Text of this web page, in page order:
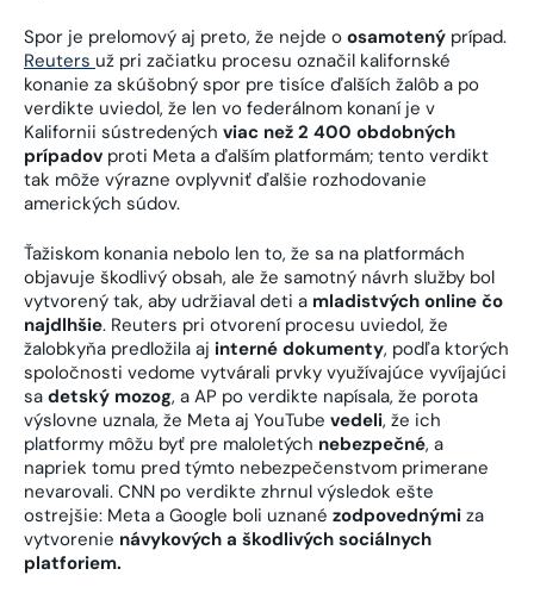
Spor je prelomový aj preto, že nejde o osamotený prípad.
Reuters už pri začiatku procesu označil kalifornské
konanie za skúšobný spor pre tisíce ďalších žalôb a po
verdikte uviedol, že len vo federálnom konaní je v
Kalifornii sústredených viac než 2 400 obdobných
prípadov proti Meta a ďalším platformám; tento verdikt
tak môže výrazne ovplyvniť ďalšie rozhodovanie
amerických súdov.
Ťažiskom konania nebolo len to, že sa na platformách
objavuje škodlivý obsah, ale že samotný návrh služby bol
vytvorený tak, aby udržiaval deti a mladistvých online čo
najdlhšie. Reuters pri otvorení procesu uviedol, že
žalobkyňa predložila aj interné dokumenty, podľa ktorých
spoločnosti vedome vytvárali prvky využívajúce vyvíjajúci
sa detský mozog, a AP po verdikte napísala, že porota
výslovne uznala, že Meta aj YouTube vedeli, že ich
platformy môžu byť pre maloletých nebezpečné, a
napriek tomu pred týmto nebezpečenstvom primerane
nevarovali. CNN po verdikte zhrnul výsledok ešte
ostrejšie: Meta a Google boli uznané zodpovednými za
vytvorenie návykových a škodlivých sociálnych
platforiem.